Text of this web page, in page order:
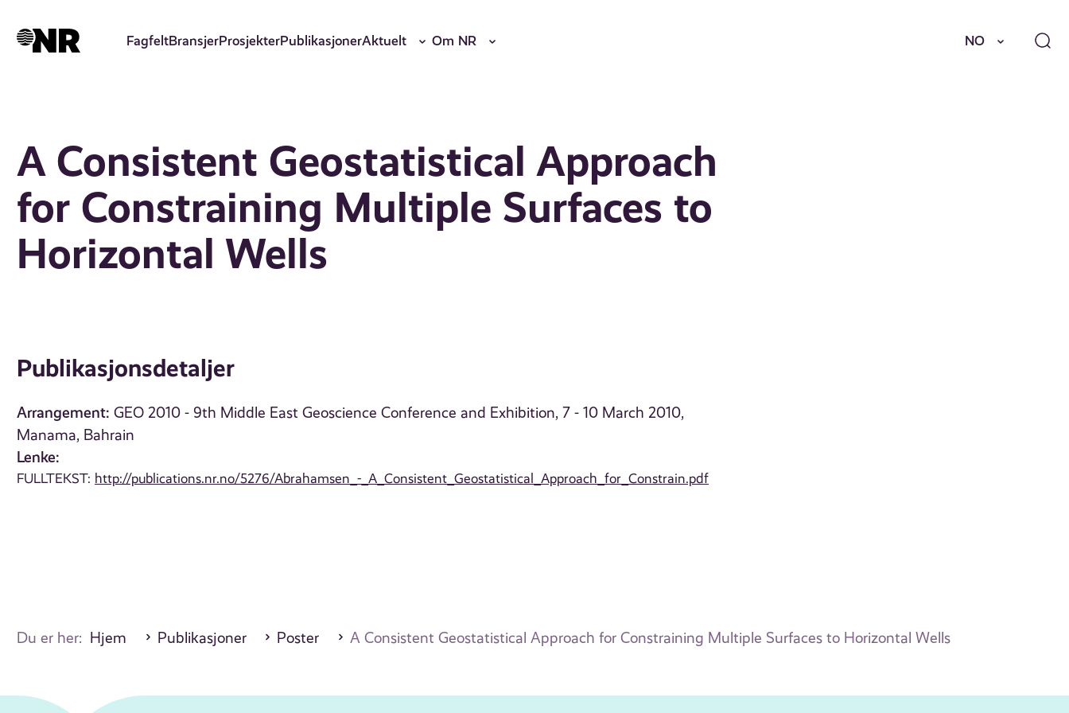
hovedinnhold
FagfeltBransjerProsjekterPublikasjonerAktuelt Om NR NO
A Consistent Geostatistical Approach
for Constraining Multiple Surfaces to
Horizontal Wells
Publikasjonsdetaljer
Arrangement: GEO 2010 - 9th Middle East Geoscience Conference and Exhibition, 7 - 10 March 2010,
Manama, Bahrain
Lenke:
FULLTEKST: http://publications.nr.no/5276/Abrahamsen_-_A_Consistent_Geostatistical_Approach_for_Constrain.pdf
Du er her: Hjem Publikasjoner Poster A Consistent Geostatistical Approach for Constraining Multiple Surfaces to Horizontal Wells